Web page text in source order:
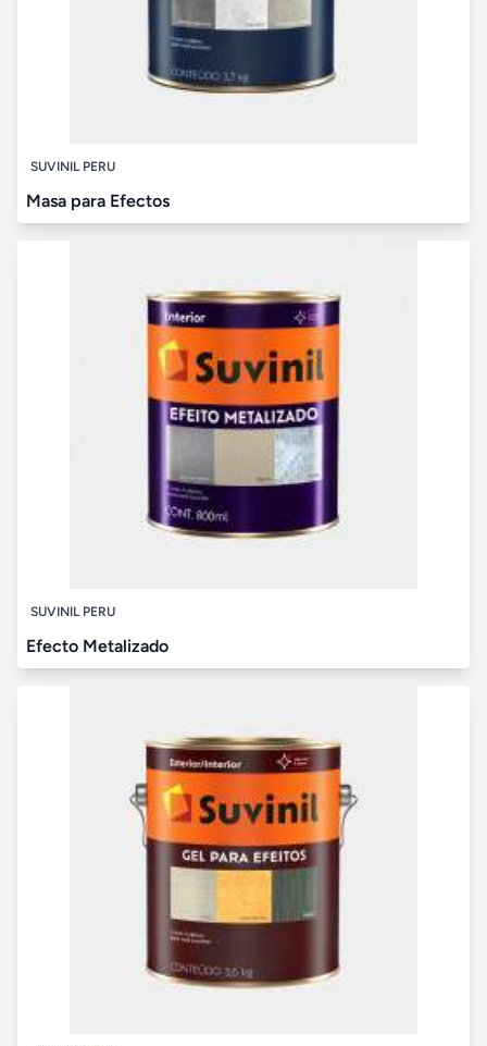
SUVINIL PERU
Masa para Efectos
SUVINIL PERU
Efecto Metalizado